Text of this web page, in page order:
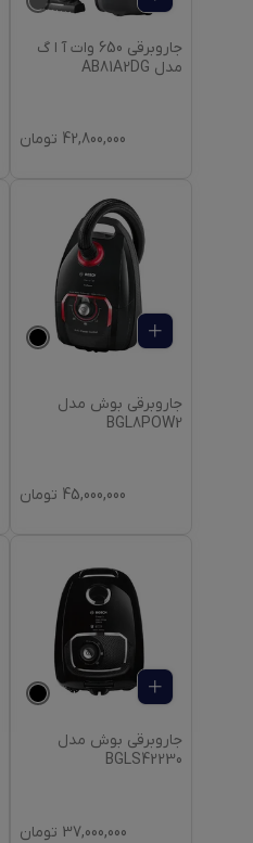
جاروبرقی 650 وات آ ا گ
مدل AB81A2DG
42,800,000 تومان
جاروبرقی بوش مدل
BGL8POW2
45,000,000 تومان
جاروبرقی بوش مدل
BGLS42230
37,000,000 تومان